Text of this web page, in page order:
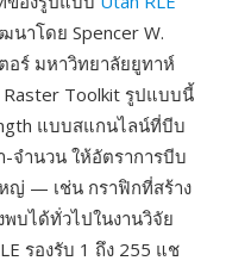
าโดย Spencer W.
อร์ มหาวิทยาลัยยูทาห์
Raster Toolkit รูปแบบนี้
แบบสแกนไลน์ที่บีบ
จำนวน ให้อัตราการบีบ
— เช่น กราฟิกที่สร้าง
บได้ทั่วไปในงานวิจัย
รองรับ 1 ถึง 255 แช